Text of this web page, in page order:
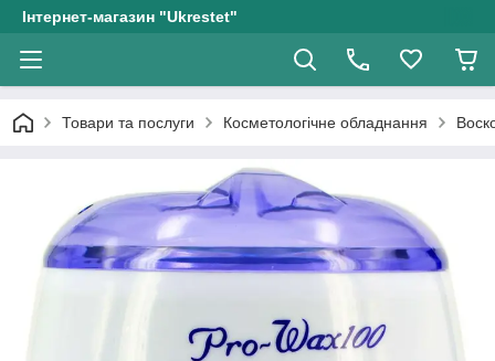
Інтернет-магазин "Ukrestet"
Товари та послуги Косметологічне обладнання